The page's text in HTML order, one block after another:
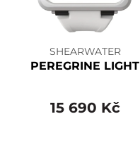
SHEARWATER
PEREGRINE LIGHT
15 690 Kč